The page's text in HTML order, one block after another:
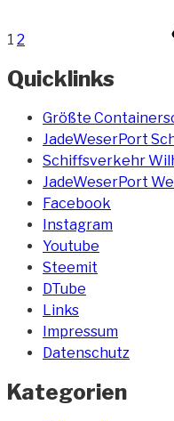
1 2
Quicklinks
Größte
JadeWeserPort
Schiffsverkehr
JadeWeserPort
Facebook
Instagram
Youtube
Steemit
DTube
Links
Impressum
Datenschutz
Kategorien